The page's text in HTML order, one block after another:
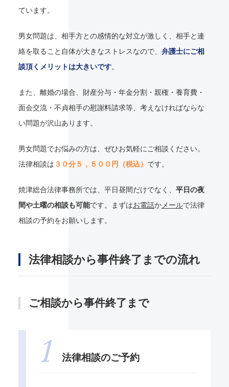
ています。
男女問題は、相手方との感情的な対立が激しく、相手と連
絡を取ること自体が大きなストレスなので、 弁護士にご相
談頂くメリットは大きいです。
また、離婚の場合、財産分与・年金分割・親権・養育費・
面会交流・不貞相手の慰謝料請求等、考えなければならな
い問題が沢山あります。
男女問題でお悩みの方は、ぜひお気軽にご相談ください。
法律相談は ３０分５，５００円（税込） です。
焼津総合法律事務所では、平日昼間だけでなく、 平日の夜
間や土曜の相談も可能です。まずはお電話かメールで法律
相談の予約をお願いします。
法律相談から事件終了までの流れ
ご相談から事件終了まで
法律相談のご予約